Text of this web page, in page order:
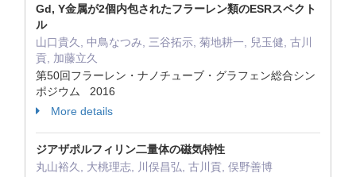
Gd, Y金属が2個内包されたフラーレン類のESRスペクト
ル
山口貴久, 中鳥なつみ, 三谷拓示, 菊地耕一, 兒玉健, 古川
貢, 加藤立久
第50回フラーレン・ナノチューブ・グラフェン総合シン
ポジウム 2016
More details
ジアザポルフィリン二量体の磁気特性
丸山裕久, 大桃理志, 川俣昌弘, 古川貢, 俣野善博